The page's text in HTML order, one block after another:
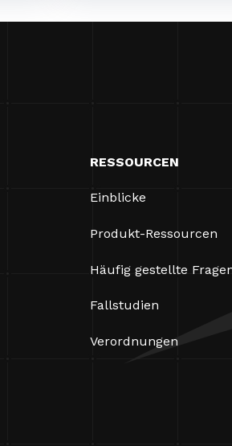
RESSOURCEN
Einblicke
Produkt-Ressourcen
Häufig gestellte
Fallstudien
Verordnungen